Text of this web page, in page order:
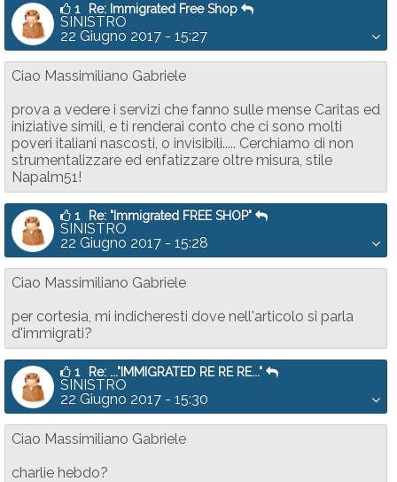
1 Re: Immigrated Free Shop
SINISTRO
22 Giugno 2017 - 15:27
Ciao Massimiliano Gabriele
prova a vedere i servizi che fanno sulle mense Caritas ed
iniziative simili, e ti renderai conto che ci sono molti
poveri italiani nascosti, o invisibili..... Cerchiamo di non
strumentalizzare ed enfatizzare oltre misura, stile
Napalm51!
1 Re: "Immigrated FREE SHOP"
SINISTRO
22 Giugno 2017 - 15:28
Ciao Massimiliano Gabriele
per cortesia, mi indicheresti dove nell'articolo si parla
d'immigrati?
1 Re: ..."IMMIGRATED RE RE RE..."
SINISTRO
22 Giugno 2017 - 15:30
Ciao Massimiliano Gabriele
charlie hebdo?